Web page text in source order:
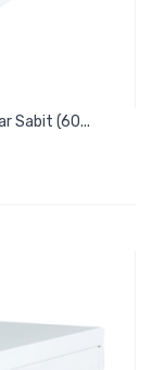
Sabit (60...